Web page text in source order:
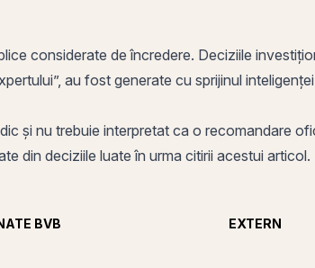
considerate de încredere. Deciziile
au fost generate cu sprijinul
și nu trebuie interpretat ca o recomandare
din deciziile luate în urma citirii acestui articol.
BVB EXTERN